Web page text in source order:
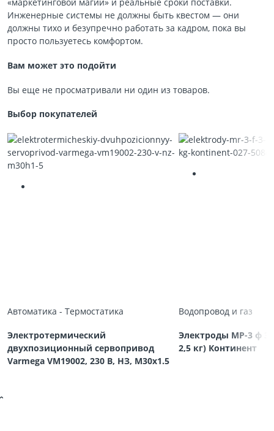
«маркетинговой магии» и реальные сроки поставки.
Инженерные системы не должны быть квестом — они
должны тихо и безупречно работать за кадром, пока вы
просто пользуетесь комфортом.
Вам может это подойти
Вы еще не просматривали ни один из товаров.
Выбор покупателей
Автоматика - Термостатика
Электротермический
двухпозиционный сервопривод
Varmega VM19002, 230 В, НЗ, M30х1.5
Водопровод и газ
Электроды МР-3 ф
2,5 кг) Континент